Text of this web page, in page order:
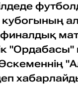
кубогының
"Ордабасы"